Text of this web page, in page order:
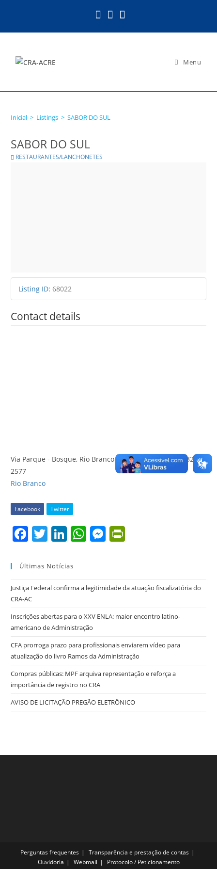
Menu
Inicial > Listings > SABOR DO SUL
SABOR DO SUL
RESTAURANTES/LANCHONETES
Listing ID:68022
Contact details
Via Parque - Bosque, Rio Branco - AC, 69908-290 - (68) 3223-
2577
Rio Branco
Facebook Twitter
F
c
b
o
o
k
T
itt
er
Li
k
e
dI
n
W
s
A
p
p
M
e
n
g
ri
e
n
y
Últimas Notícias
Justiça Federal confirma a legitimidade da atuação fiscalizatória do
CRA-AC
Inscrições abertas para o XXV ENLA: maior encontro latino-
americano de Administração
CFA prorroga prazo para profissionais enviarem vídeo para
atualização do livro Ramos da Administração
Compras públicas: MPF arquiva representação e reforça a
importância de registro no CRA
AVISO DE LICITAÇÃO PREGÃO ELETRÔNICO
Perguntas frequentes
Transparência e prestação de contas
Ouvidoria
Webmail Protocolo / Peticionamento